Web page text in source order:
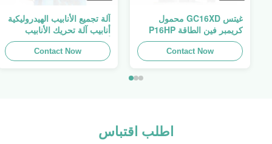
غيتس GC16XD محمول
كريمبر فين الطاقة P16HP
يدوي كابل هيدروليك كريمبر
للبيع
Contact Now
آلة تجميع الأنابيب الهيدروليكية
أنابيب آلة تحريك الأنابيب
أنابيب المطبخ فين السلطة
Swager
Contact Now
اطلب اقتباس